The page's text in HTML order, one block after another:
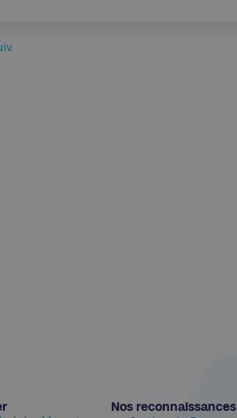
Nos reconnaissances​